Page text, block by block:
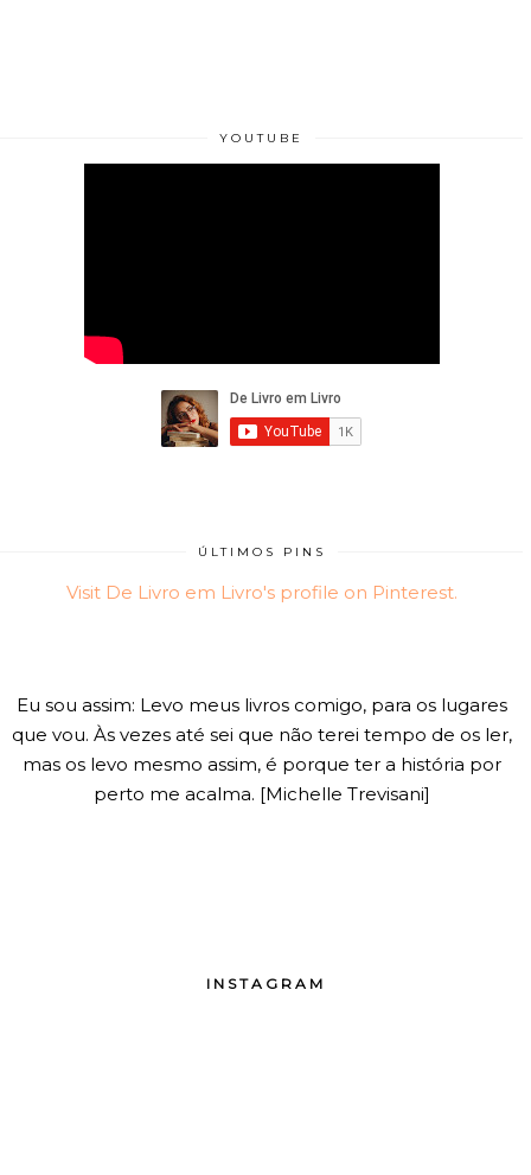
YOUTUBE
ÚLTIMOS PINS
Visit De Livro em Livro's profile on Pinterest.
Eu sou assim: Levo meus livros comigo, para os lugares
que vou. Às vezes até sei que não terei tempo de os ler,
mas os levo mesmo assim, é porque ter a história por
perto me acalma. [Michelle Trevisani]
INSTAGRAM